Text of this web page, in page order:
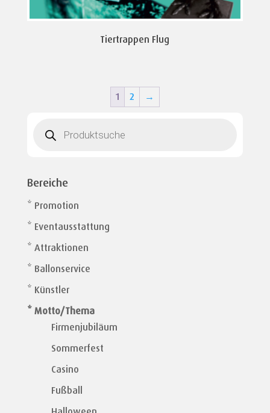
Tiertrappen Flug
1 2 →
search
Bereiche
* Promotion
* Eventausstattung
* Attraktionen
* Ballonservice
* Künstler
* Motto/Thema
Firmenjubiläum
Sommerfest
Casino
Fußball